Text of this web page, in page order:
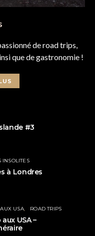
de road trips,
que de gastronomie !
#3
INSOLITES
à Londres
USA ROAD TRIPS
USA –